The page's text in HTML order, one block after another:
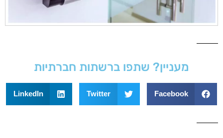
מעניין? שתפו ברשתות חברתיות
Facebook
Twitter
LinkedIn